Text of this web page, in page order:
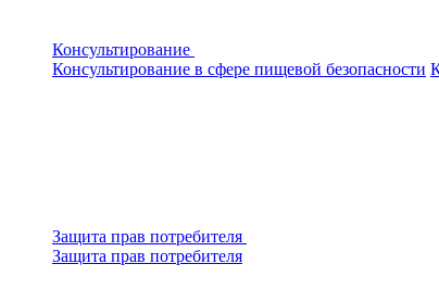
Консультирование
Консультирование в сфере пищевой безопасности
Защита прав потребителя
Защита прав потребителя